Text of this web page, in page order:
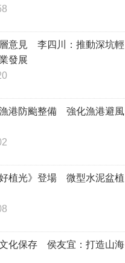
意見 李四川：推動深坑輕
發展
港防颱整備 強化漁港避風
植光》登場 微型水泥盆植
化保存 侯友宜：打造山海